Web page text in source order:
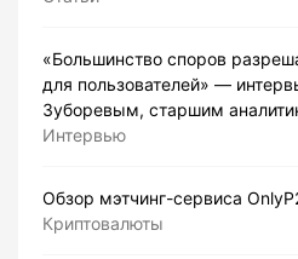
«Большинство споров
для пользователей» —
Зуборевым, старшим
Интервью
Обзор мэтчинг-сервиса
Криптовалюты